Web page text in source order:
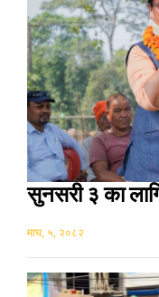
सुनसरी ३ का
माघ, ५, २०८२